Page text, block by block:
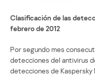
Clasificación de las
febrero de 2012
Por segundo mes
detecciones del antivirus
detecciones de Kaspersky